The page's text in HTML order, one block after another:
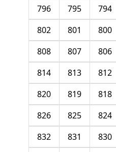
794
795
796
800
801
802
806
807
808
812
813
814
818
819
820
824
825
826
830
831
832